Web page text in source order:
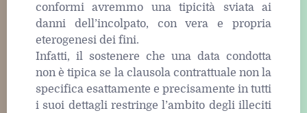
conformi avremmo una tipicità sviata ai
danni dell’incolpato, con vera e propria
eterogenesi dei fini.
Infatti, il sostenere che una data condotta
non è tipica se la clausola contrattuale non la
specifica esattamente e precisamente in tutti
i suoi dettagli restringe l’ambito degli illeciti